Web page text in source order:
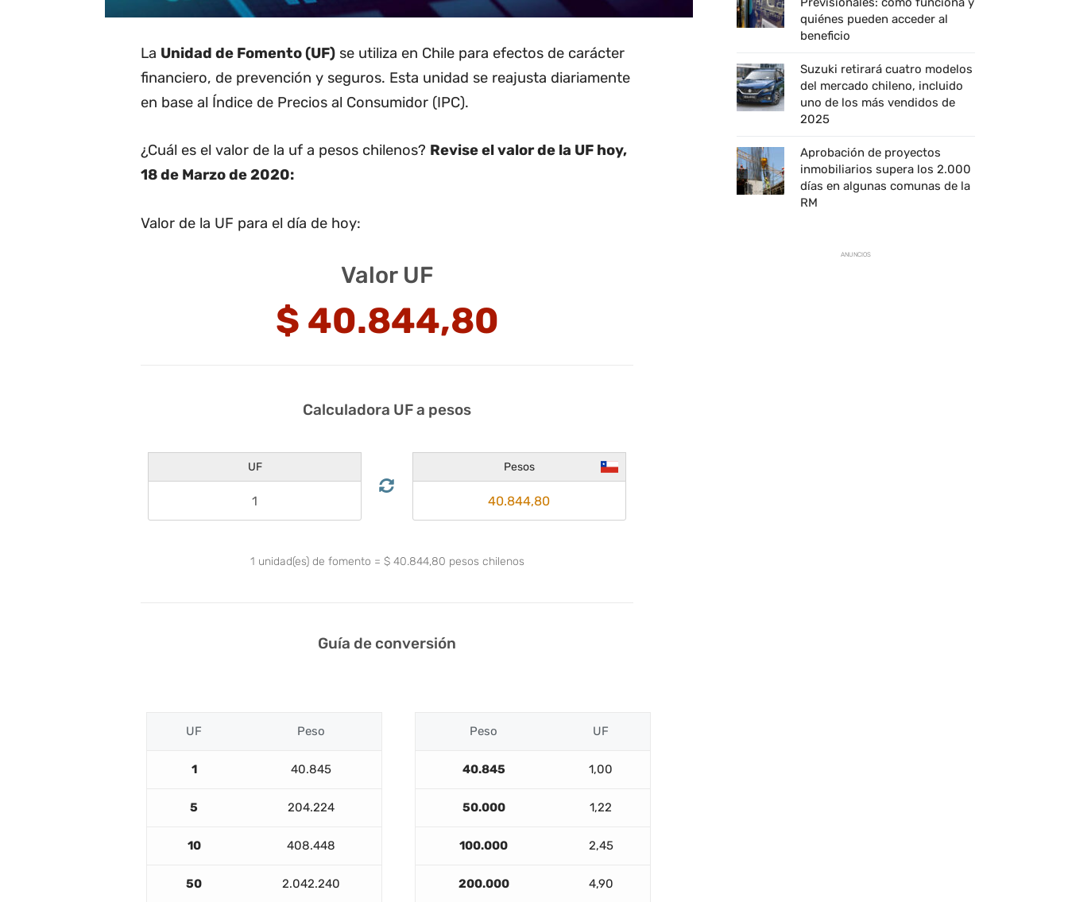
La Unidad de Fomento (UF) se utiliza en Chile para efectos de carácter
financiero, de prevención y seguros. Esta unidad se reajusta diariamente
en base al Índice de Precios al Consumidor (IPC).
¿Cuál es el valor de la uf a pesos chilenos? Revise el valor de la UF hoy,
18 de Marzo de 2020:
Valor de la UF para el día de hoy:
Valor UF
$ 40.844,80
Calculadora UF a pesos
UF Pesos
1 unidad(es) de fomento = $ 40.844,80 pesos chilenos
Guía de conversión
UF Peso
1 40.845
5 204.224
10 408.448
50 2.042.240
Peso UF
40.845 1,00
50.000 1,22
100.000 2,45
200.000 4,90
quiénes pueden acceder al
beneficio
Suzuki retirará cuatro modelos
del mercado chileno, incluido
uno de los más vendidos de
2025
Aprobación de proyectos
inmobiliarios supera los 2.000
días en algunas comunas de la
RM
ANUNCIOS